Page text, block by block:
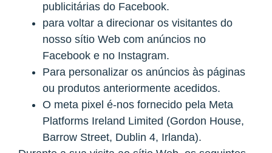
publicitárias do Facebook.
para voltar a direcionar os visitantes do
nosso sítio Web com anúncios no
Facebook e no Instagram.
Para personalizar os anúncios às páginas
ou produtos anteriormente acedidos.
O meta pixel é-nos fornecido pela Meta
Platforms Ireland Limited (Gordon House,
Barrow Street, Dublin 4, Irlanda).